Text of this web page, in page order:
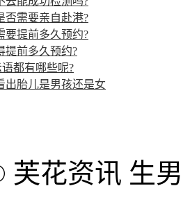
否需要亲自赴港?
要提前多久预约?
提前多久预约?
都有哪些呢?
出胎儿是男孩还是女
芙花资讯 生